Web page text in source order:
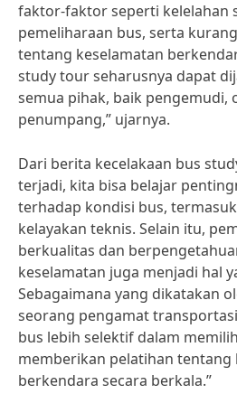
faktor-faktor seperti kelelahan
pemeliharaan bus, serta
tentang keselamatan
study tour seharusnya dapat
semua pihak, baik pengemudi,
penumpang,” ujarnya.
Dari berita kecelakaan bus
terjadi, kita bisa belajar
terhadap kondisi bus,
kelayakan teknis. Selain itu,
berkualitas dan
keselamatan juga menjadi hal
Sebagaimana yang dikatakan
seorang pengamat
bus lebih selektif dalam
memberikan pelatihan tentang
berkendara secara berkala.”